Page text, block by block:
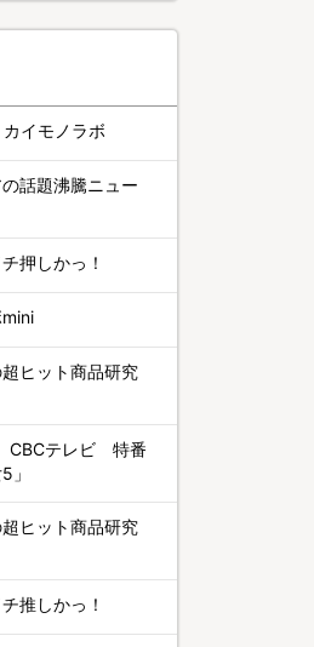
イモノラボ
話題沸騰ニュー
押しかっ！
ヒット商品研究
CBCテレビ 特番
」
ヒット商品研究
推しかっ！